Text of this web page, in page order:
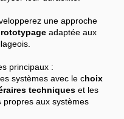
une approche
adaptée aux
principaux :
systèmes avec le choix
techniques et les
propres aux systèmes